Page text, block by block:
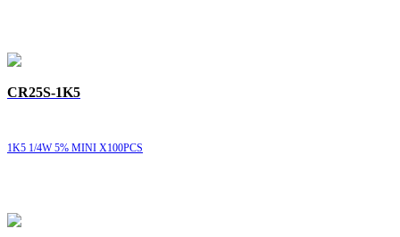
CR25S-1K5
1K5 1/4W 5% MINI X100PCS